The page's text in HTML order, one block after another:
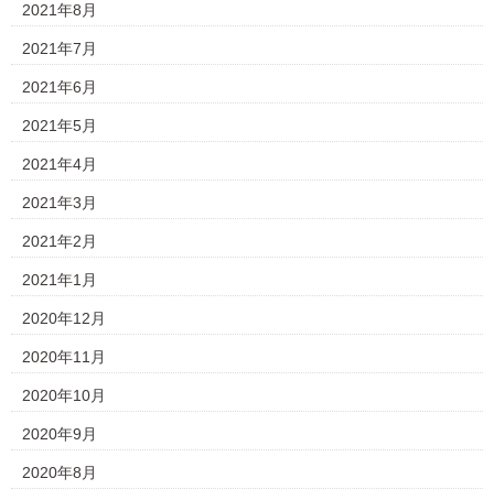
2021年8月
2021年7月
2021年6月
2021年5月
2021年4月
2021年3月
2021年2月
2021年1月
2020年12月
2020年11月
2020年10月
2020年9月
2020年8月